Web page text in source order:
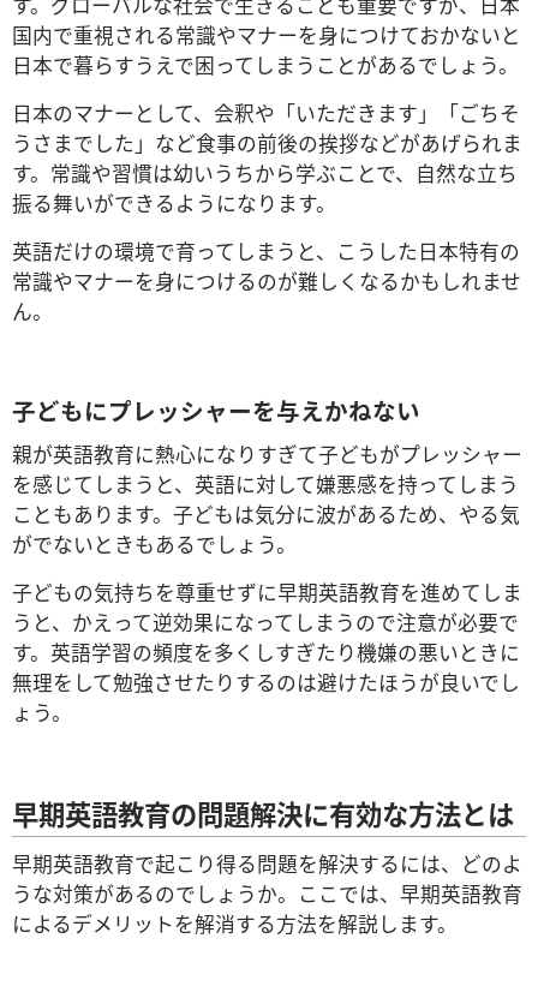
国内で重視される常識やマナーを身につけておかないと
日本で暮らすうえで困ってしまうことがあるでしょう。
日本のマナーとして、会釈や「いただきます」「ごちそ
うさまでした」など食事の前後の挨拶などがあげられま
す。常識や習慣は幼いうちから学ぶことで、自然な立ち
振る舞いができるようになります。
英語だけの環境で育ってしまうと、こうした日本特有の
常識やマナーを身につけるのが難しくなるかもしれませ
ん。
子どもにプレッシャーを与えかねない
親が英語教育に熱心になりすぎて子どもがプレッシャー
を感じてしまうと、英語に対して嫌悪感を持ってしまう
こともあります。子どもは気分に波があるため、やる気
がでないときもあるでしょう。
子どもの気持ちを尊重せずに早期英語教育を進めてしま
うと、かえって逆効果になってしまうので注意が必要で
す。英語学習の頻度を多くしすぎたり機嫌の悪いときに
無理をして勉強させたりするのは避けたほうが良いでし
ょう。
早期英語教育の問題解決に有効な方法とは
早期英語教育で起こり得る問題を解決するには、どのよ
うな対策があるのでしょうか。ここでは、早期英語教育
によるデメリットを解消する方法を解説します。